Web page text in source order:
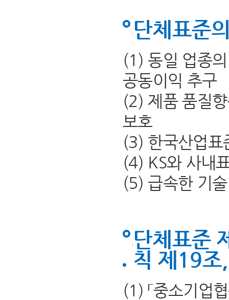
단체표준
(1) 동일 업종
공동이익 추구
(2) 제품 품질
보호
(3) 한국산업표
(4) KS와 사내
(5) 급속한 기
단체표준
칙 제19조
(1) 「중소기업